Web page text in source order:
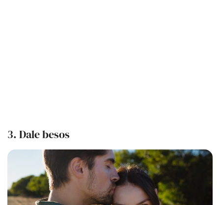
3. Dale besos